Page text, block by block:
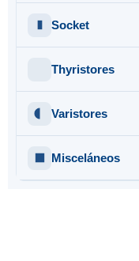
Socket
Thyristores
Varistores
Misceláneos